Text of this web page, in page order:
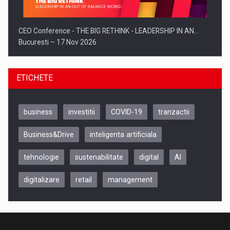
CEO Conference - THE BIG RETHINK - LEADERSHIP IN AN…
Bucuresti – 17 Nov 2026
Be Inspired. Make it Happen!, CLUJ, 9 Decembrie
ETICHETE
business investitii COVID-19 tranzactii
Business&Drive inteligenta artificiala
tehnologie sustenabilitate digital AI
digitalizare retail management